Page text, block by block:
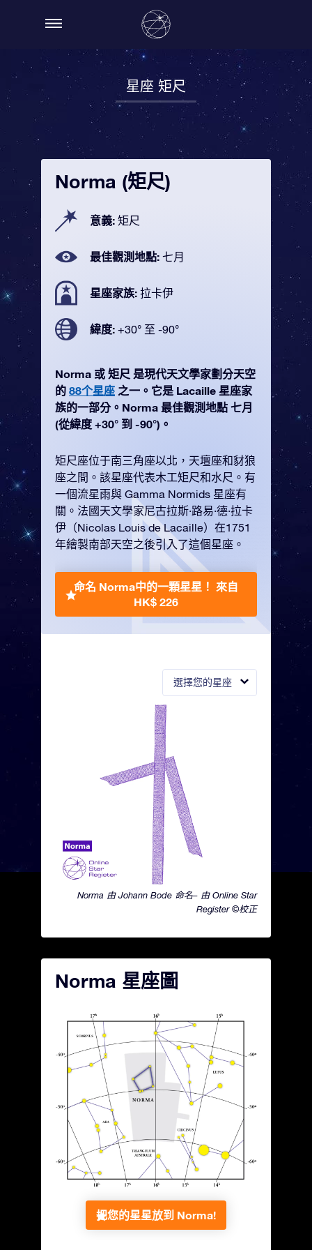
星座 矩尺
選擇您的星座
Norma 由 Johann Bode 命名– 由 Online Star
Register ©校正
Norma (矩尺)
意義: 矩尺
最佳觀測地點: 七月
星座家族: 拉卡伊
緯度: +30° 至 -90°
Norma 或 矩尺 是現代天文學家劃分天空
的 88个星座 之一。它是 Lacaille 星座家
族的一部分。Norma 最佳觀測地點 七月
(從緯度 +30° 到 -90°)。
矩尺座位于南三角座以北，天壇座和豺狼
座之間。該星座代表木工矩尺和水尺。有
一個流星雨與 Gamma Normids 星座有
關。法國天文學家尼古拉斯·路易·德·拉卡
伊（Nicolas Louis de Lacaille）在1751
年繪製南部天空之後引入了這個星座。
命名 Norma中的一顆星星！ 來自
HK$ 226
Norma 星座圖
把您的星星放到 Norma!